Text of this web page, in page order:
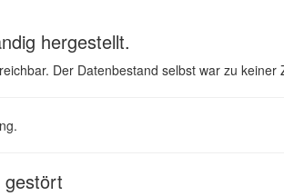
hergestellt.
Der Datenbestand selbst war zu keiner
gestört